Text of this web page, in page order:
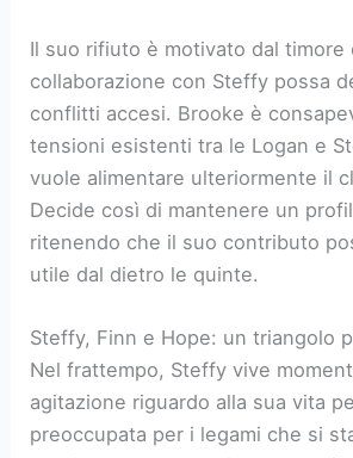
Il suo rifiuto è motivato dal timore
collaborazione con Steffy possa
conflitti accesi. Brooke è
tensioni esistenti tra le Logan e
vuole alimentare ulteriormente il
Decide così di mantenere un
ritenendo che il suo contributo
utile dal dietro le quinte.
Steffy, Finn e Hope: un triangolo
Nel frattempo, Steffy vive
agitazione riguardo alla sua vita
preoccupata per i legami che si